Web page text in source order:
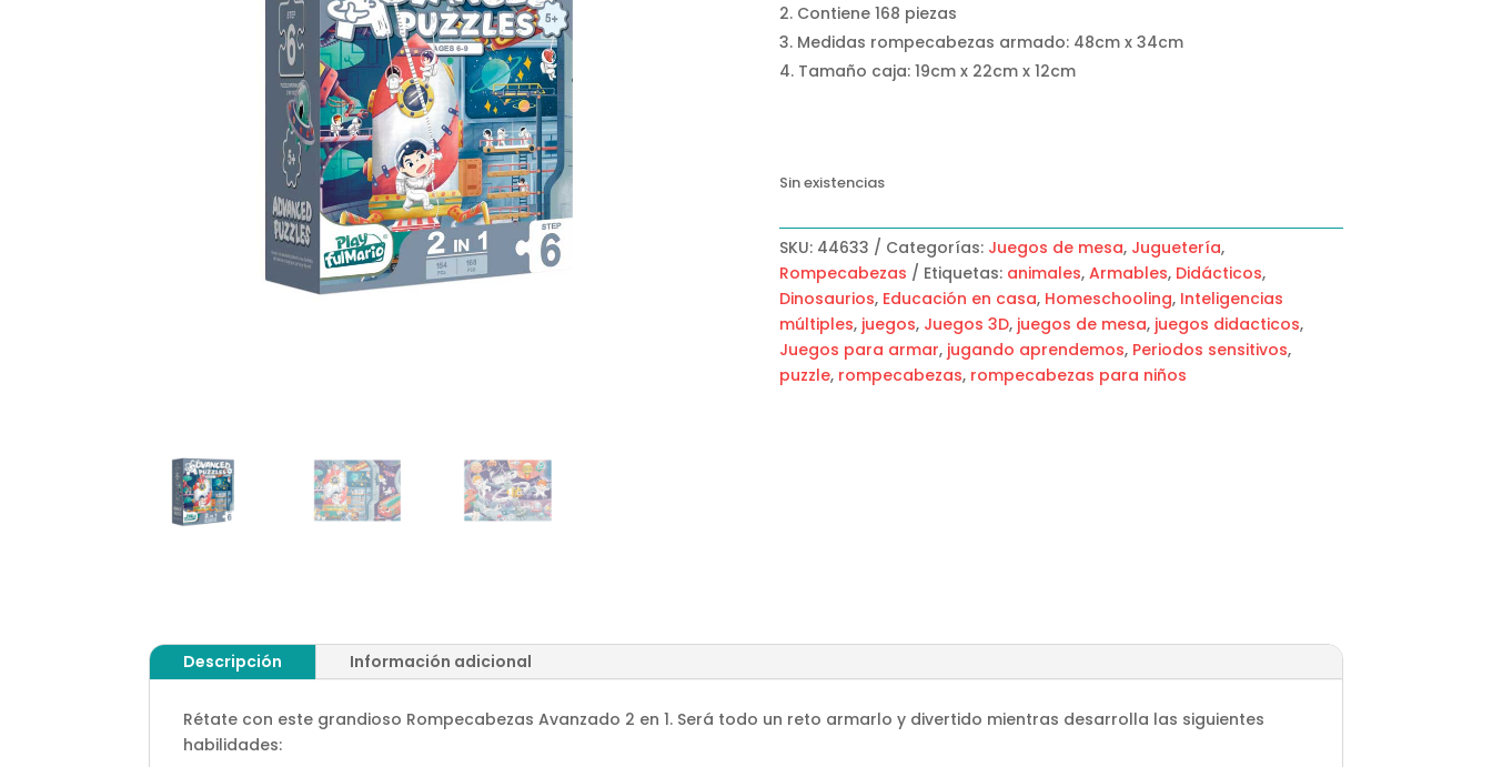
Contiene 168 piezas
Medidas rompecabezas armado: 48cm x 34cm
Tamaño caja: 19cm x 22cm x 12cm
Sin existencias
SKU: 44633 Categorías: Juegos de mesa, Juguetería,
Rompecabezas
Etiquetas: animales, Armables, Didácticos,
Dinosaurios, Educación en casa, Homeschooling, Inteligencias
múltiples, juegos, Juegos 3D, juegos de mesa, juegos didacticos,
Juegos para armar, jugando aprendemos, Periodos sensitivos,
puzzle, rompecabezas, rompecabezas para niños
Descripción Información adicional
Rétate con este grandioso Rompecabezas Avanzado 2 en 1. Será todo un reto armarlo y divertido mientras desarrolla las siguientes
habilidades: